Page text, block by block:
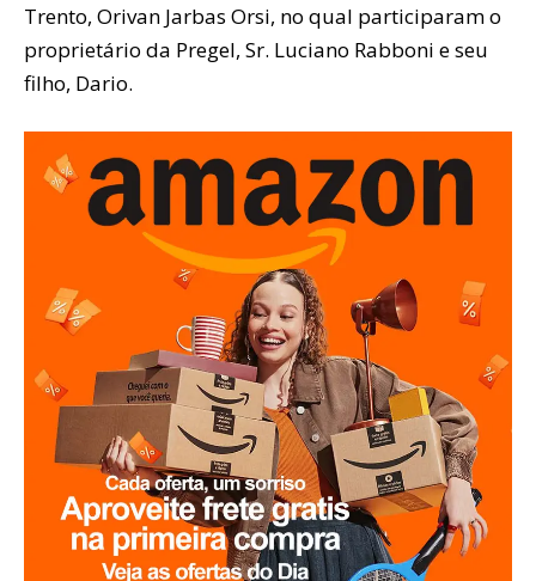
Trento, Orivan Jarbas Orsi, no qual participaram o
proprietário da Pregel, Sr. Luciano Rabboni e seu
filho, Dario.